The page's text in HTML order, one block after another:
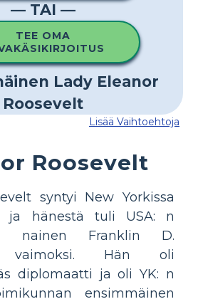
— TAI —
TEE OMA
Lisää Vaihtoehtoja
Roosevelt
syntyi New Yorkissa
ja hänestä tuli USA: n
nainen Franklin D.
vaimoksi. Hän oli
diplomaatti ja oli YK: n
ensimmäinen